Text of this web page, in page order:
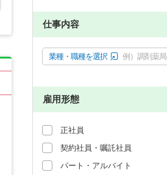
仕事内容
業種・職種を選択 例）調剤薬局
雇用形態
正社員
契約社員・嘱託社員
パート・アルバイト